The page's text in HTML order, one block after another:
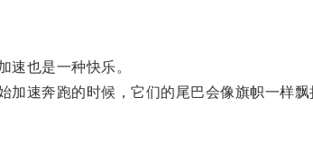
也是一种快乐。
速奔跑的时候，它们的尾巴会像旗帜一样飘